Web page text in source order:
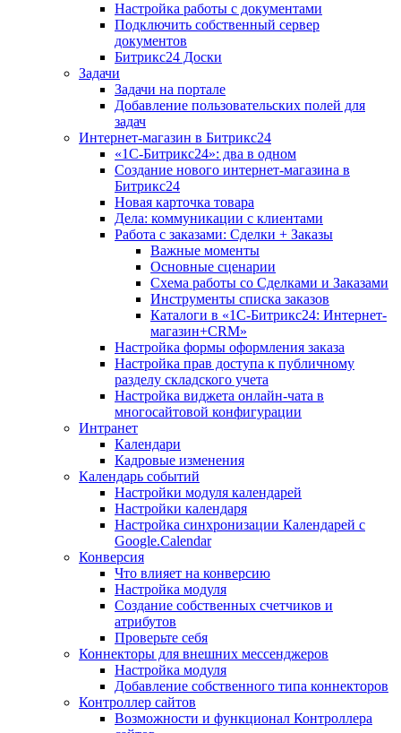
Настройка работы с документами
Подключить собственный сервер
документов
Битрикс24 Доски
Задачи
Задачи на портале
Добавление пользовательских полей для
задач
Интернет-магазин в Битрикс24
«1С-Битрикс24»: два в одном
Создание нового интернет-магазина в
Битрикс24
Новая карточка товара
Дела: коммуникации с клиентами
Работа с заказами: Сделки + Заказы
Важные моменты
Основные сценарии
Схема работы со Сделками и Заказами
Инструменты списка заказов
Каталоги в «1С-Битрикс24: Интернет-
магазин+CRM»
Настройка формы оформления заказа
Настройка прав доступа к публичному
разделу складского учета
Настройка виджета онлайн-чата в
многосайтовой конфигурации
Интранет
Календари
Кадровые изменения
Календарь событий
Настройки модуля календарей
Настройки календаря
Настройка синхронизации Календарей с
Google.Calendar
Конверсия
Что влияет на конверсию
Настройка модуля
Создание собственных счетчиков и
атрибутов
Проверьте себя
Коннекторы для внешних мессенджеров
Настройка модуля
Добавление собственного типа коннекторов
Контроллер сайтов
Возможности и функционал Контроллера